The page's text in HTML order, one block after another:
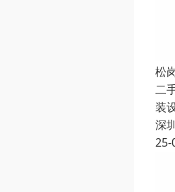
松
二
装
深
25-